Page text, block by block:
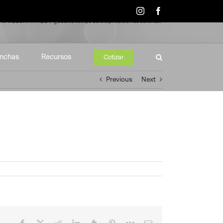
Instagram
Recursos Cotizar
CATEGORIA FAQ 2 ¿Cuánto tiempo dura la pintura en las canchas?
Previous Next